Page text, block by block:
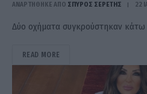
ΑΝΑΡΤΗΘΗΚΕ ΑΠΟ ΣΠΎΡΟΣ ΣΕΡΈΤΗΣ 22
Δύο οχήματα συγκρούστηκαν κάτω
READ MORE